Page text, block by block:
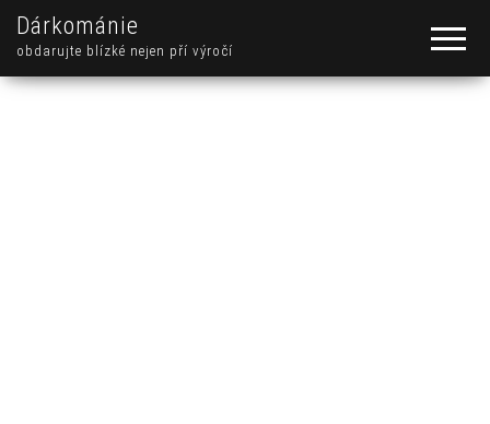
Dárkománie
obdarujte blízké nejen pří výročí